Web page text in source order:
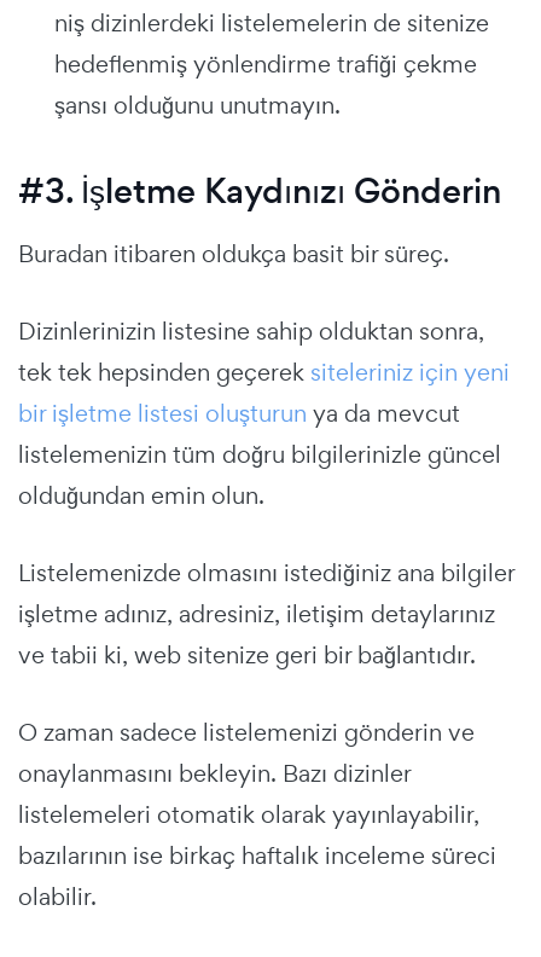
niş dizinlerdeki listelemelerin de sitenize
hedeflenmiş yönlendirme trafiği çekme
şansı olduğunu unutmayın.
#3. İşletme Kaydınızı Gönderin
Buradan itibaren oldukça basit bir süreç.
Dizinlerinizin listesine sahip olduktan sonra,
tek tek hepsinden geçerek siteleriniz için yeni
bir işletme listesi oluşturun ya da mevcut
listelemenizin tüm doğru bilgilerinizle güncel
olduğundan emin olun.
Listelemenizde olmasını istediğiniz ana bilgiler
işletme adınız, adresiniz, iletişim detaylarınız
ve tabii ki, web sitenize geri bir bağlantıdır.
O zaman sadece listelemenizi gönderin ve
onaylanmasını bekleyin. Bazı dizinler
listelemeleri otomatik olarak yayınlayabilir,
bazılarının ise birkaç haftalık inceleme süreci
olabilir.